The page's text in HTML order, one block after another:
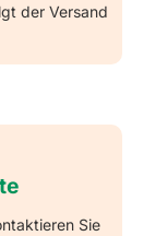
der Versand
Sie